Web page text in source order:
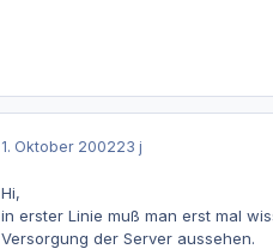
1. Oktober 200223 j
Hi,
in erster Linie muß man erst mal
Versorgung der Server aussehen.